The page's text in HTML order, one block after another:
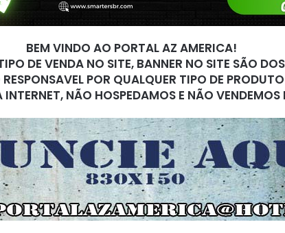
BEM VINDO AO PORTAL AZ AMERICA!
DE VENDA NO SITE, BANNER NO SITE SÃO
POR QUALQUER TIPO DE
NÃO HOSPEDAMOS E NÃO